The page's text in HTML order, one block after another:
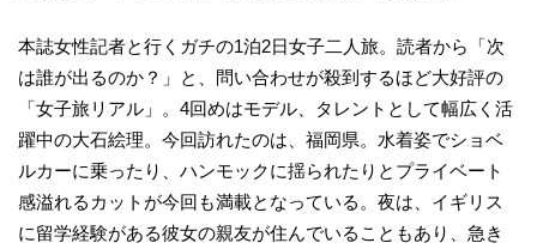
本誌女性記者と行くガチの1泊2日女子二人旅。読者から「次
は誰が出るのか？」と、問い合わせが殺到するほど大好評の
「女子旅リアル」。4回めはモデル、タレントとして幅広く活
躍中の大石絵理。今回訪れたのは、福岡県。水着姿でショベ
ルカーに乗ったり、ハンモックに揺られたりとプライベート
感溢れるカットが今回も満載となっている。夜は、イギリス
に留学経験がある彼女の親友が住んでいることもあり、急き